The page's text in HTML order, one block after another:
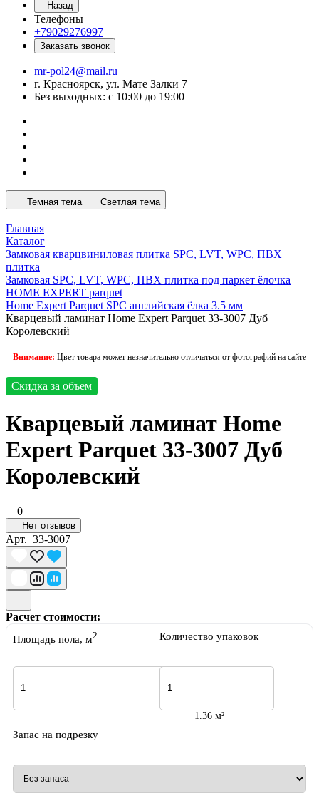
Назад
Телефоны
+79029276997
Заказать звонок
mr-pol24@mail.ru
г. Красноярск, ул. Мате Залки 7
Без выходных: с 10:00 до 19:00
Темная тема Светлая тема
Главная
Каталог
Замковая кварцвиниловая плитка SPC, LVT, WPC, ПВХ
плитка
Замковая SPC, LVT, WPC, ПВХ плитка под паркет ёлочка
HOME EXPERT parquet
Home Expert Parquet SPC английская ёлка 3.5 мм
Кварцевый ламинат Home Expert Parquet 33-3007 Дуб
Королевский
Внимание: Цвет товара может незначительно отличаться от фотографий на сайте
Скидка за объем
Кварцевый ламинат Home
Expert Parquet 33-3007 Дуб
Королевский
0
Нет отзывов
Арт. 33-3007
Расчет стоимости:
Площадь пола, м2 Количество упаковок
1.36 м²
Запас на подрезку